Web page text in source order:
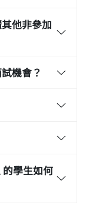
他非參加
機會？
學生如何